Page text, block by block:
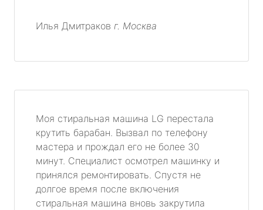
Илья Дмитраков г. Москва
Моя стиральная машина LG перестала
крутить барабан. Вызвал по телефону
мастера и прождал его не более 30
минут. Специалист осмотрел машинку и
принялся ремонтировать. Спустя не
долгое время после включения
стиральная машина вновь закрутила